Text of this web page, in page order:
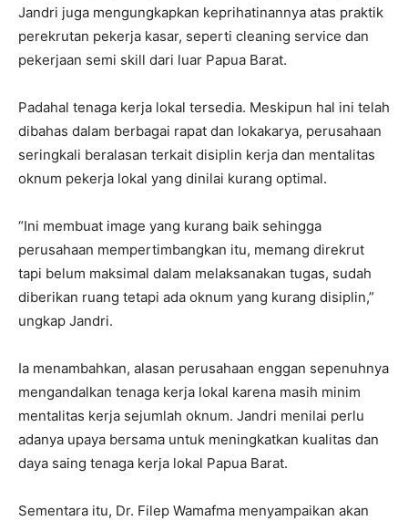
Jandri juga mengungkapkan keprihatinannya atas praktik
perekrutan pekerja kasar, seperti cleaning service dan
pekerjaan semi skill dari luar Papua Barat.
Padahal tenaga kerja lokal tersedia. Meskipun hal ini telah
dibahas dalam berbagai rapat dan lokakarya, perusahaan
seringkali beralasan terkait disiplin kerja dan mentalitas
oknum pekerja lokal yang dinilai kurang optimal.
“Ini membuat image yang kurang baik sehingga
perusahaan mempertimbangkan itu, memang direkrut
tapi belum maksimal dalam melaksanakan tugas, sudah
diberikan ruang tetapi ada oknum yang kurang disiplin,”
ungkap Jandri.
Ia menambahkan, alasan perusahaan enggan sepenuhnya
mengandalkan tenaga kerja lokal karena masih minim
mentalitas kerja sejumlah oknum. Jandri menilai perlu
adanya upaya bersama untuk meningkatkan kualitas dan
daya saing tenaga kerja lokal Papua Barat.
Sementara itu, Dr. Filep Wamafma menyampaikan akan